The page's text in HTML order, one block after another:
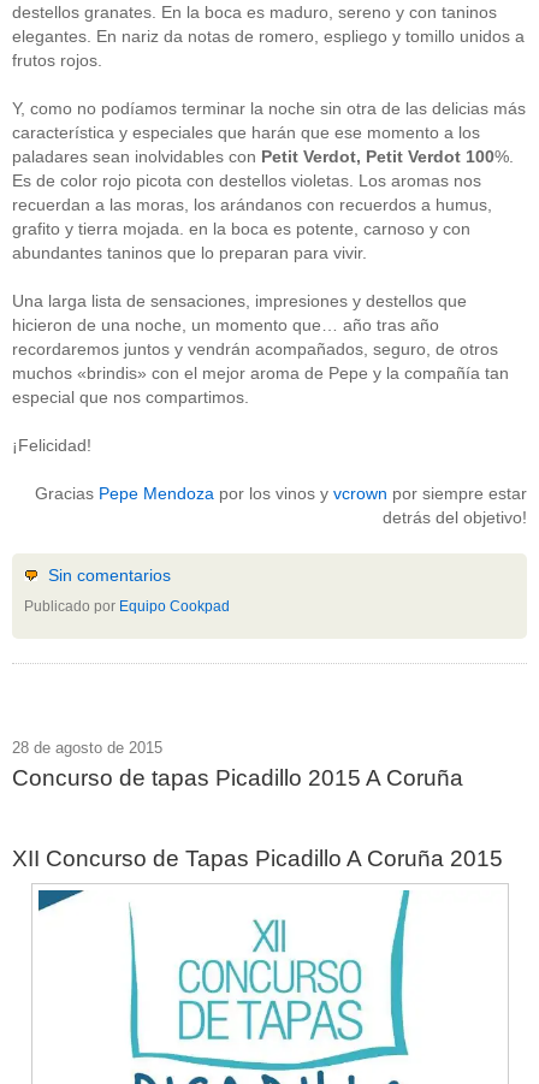
Acceder
destellos granates. En la boca es maduro, sereno y con taninos
elegantes. En nariz da notas de romero, espliego y tomillo unidos a
frutos rojos.
Y, como no podíamos terminar la noche sin otra de las delicias más
característica y especiales que harán que ese momento a los
paladares sean inolvidables con Petit Verdot, Petit Verdot 100%.
Es de color rojo picota con destellos violetas. Los aromas nos
recuerdan a las moras, los arándanos con recuerdos a humus,
grafito y tierra mojada. en la boca es potente, carnoso y con
abundantes taninos que lo preparan para vivir.
Una larga lista de sensaciones, impresiones y destellos que
hicieron de una noche, un momento que… año tras año
recordaremos juntos y vendrán acompañados, seguro, de otros
muchos «brindis» con el mejor aroma de Pepe y la compañía tan
especial que nos compartimos.
¡Felicidad!
Gracias Pepe Mendoza por los vinos y vcrown por siempre estar
detrás del objetivo!
Sin comentarios
Publicado por Equipo Cookpad
28 de agosto de 2015
Concurso de tapas Picadillo 2015 A Coruña
XII Concurso de Tapas Picadillo A Coruña 2015